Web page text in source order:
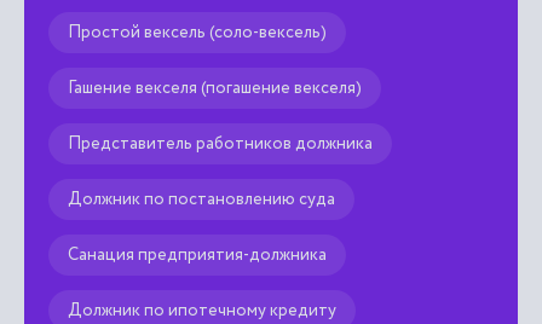
Простой вексель (соло-вексель)
Гашение векселя (погашение векселя)
Представитель работников должника
Должник по постановлению суда
Санация предприятия-должника
Должник по ипотечному кредиту